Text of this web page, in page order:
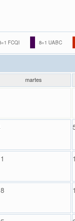
FCQI 8=1 UABC
martes